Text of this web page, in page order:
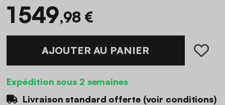
1 549,98 €
AJOUTER AU PANIER
Expédition sous 2 semaines
Livraison standard offerte (voir conditions)